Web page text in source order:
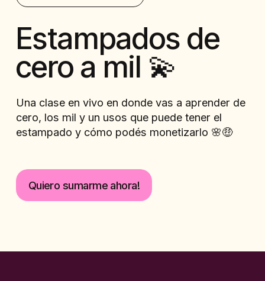
Estampados de
cero a mil 💫
Una clase en vivo en donde vas a aprender de
cero, los mil y un usos que puede tener el
estampado y cómo podés monetizarlo 🌸🤑
Quiero sumarme ahora!